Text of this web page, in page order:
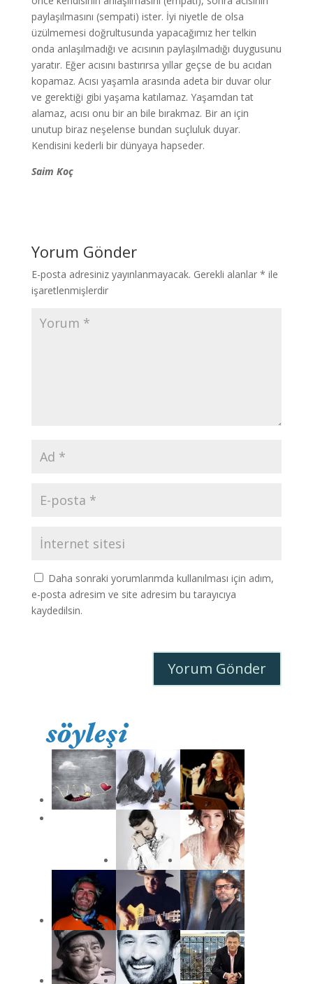
paylaşılmasını (sempati) ister. İyi niyetle de olsa
üzülmemesi doğrultusunda yapacağımız her telkin
onda anlaşılmadığı ve acısının paylaşılmadığı duygusunu
yaratır. Eğer acısını bastırırsa yıllar geçse de bu acıdan
kopamaz. Acısı yaşamla arasında adeta bir duvar olur
ve gerektiği gibi yaşama katılamaz. Yaşamdan tat
alamaz, acısı onu bir an bile bırakmaz. Bir an için
unutup biraz neşelense bundan suçluluk duyar.
Kendisini kederli bir dünyaya hapseder.
Saim Koç
Yorum Gönder
E-posta adresiniz yayınlanmayacak. Gerekli alanlar * ile
işaretlenmişlerdir
Daha sonraki yorumlarımda kullanılması için adım,
e-posta adresim ve site adresim bu tarayıcıya
kaydedilsin.